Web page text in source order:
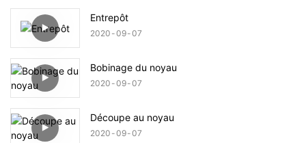
Entrepôt
2020 09 07
Bobinage du noyau
2020 09 07
Découpe au noyau
2020 09 07